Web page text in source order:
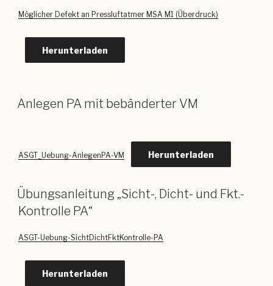
Möglicher Defekt an Pressluftatmer MSA M1 (Überdruck)
Herunterladen
Anlegen PA mit bebänderter VM
ASGT_Uebung-AnlegenPA-VM Herunterladen
Übungsanleitung „Sicht-, Dicht- und Fkt.-
Kontrolle PA“
ASGT-Uebung-SichtDichtFktKontrolle-PA
Herunterladen